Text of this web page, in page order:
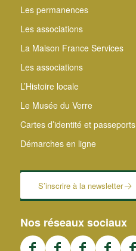
Les permanences
Les associations
La Maison France Services
Les associations
L’Histoire locale
Le Musée du Verre
Cartes d’identité et passeports
Démarches en ligne
S’inscrire à la newsletter
Nos réseaux sociaux